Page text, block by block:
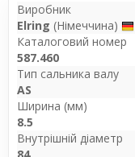
Виробник
Elring (Німеччина)
Каталоговий номер
587.460
Тип сальника валу
AS
Ширина (мм)
8.5
Внутрішній діаметр
84